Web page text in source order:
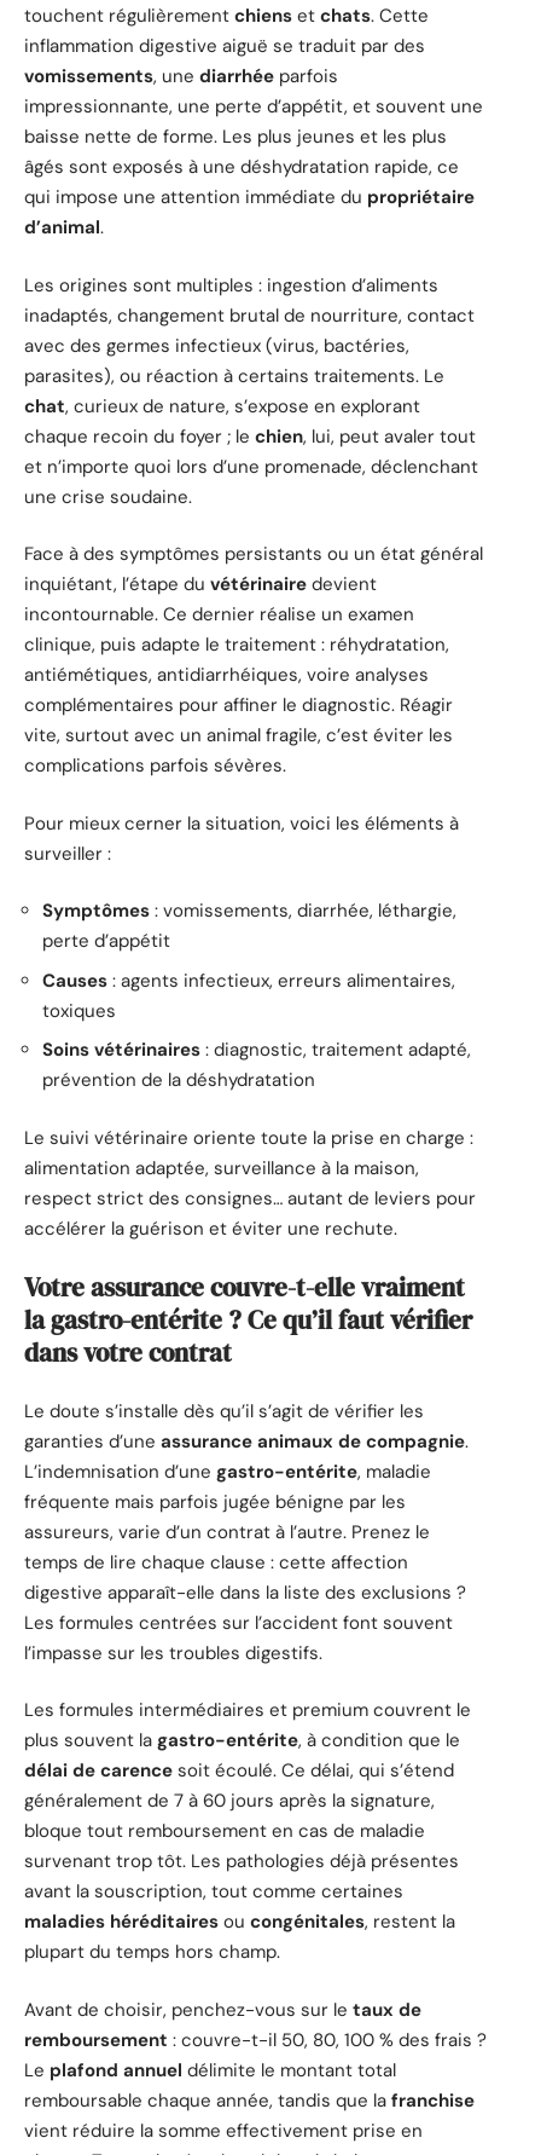
touchent régulièrement chiens et chats. Cette
inflammation digestive aiguë se traduit par des
vomissements, une diarrhée parfois
impressionnante, une perte d’appétit, et souvent une
baisse nette de forme. Les plus jeunes et les plus
âgés sont exposés à une déshydratation rapide, ce
qui impose une attention immédiate du propriétaire
d’animal.
Les origines sont multiples : ingestion d’aliments
inadaptés, changement brutal de nourriture, contact
avec des germes infectieux (virus, bactéries,
parasites), ou réaction à certains traitements. Le
chat, curieux de nature, s’expose en explorant
chaque recoin du foyer ; le chien, lui, peut avaler tout
et n’importe quoi lors d’une promenade, déclenchant
une crise soudaine.
Face à des symptômes persistants ou un état général
inquiétant, l’étape du vétérinaire devient
incontournable. Ce dernier réalise un examen
clinique, puis adapte le traitement : réhydratation,
antiémétiques, antidiarrhéiques, voire analyses
complémentaires pour affiner le diagnostic. Réagir
vite, surtout avec un animal fragile, c’est éviter les
complications parfois sévères.
Pour mieux cerner la situation, voici les éléments à
surveiller :
Symptômes : vomissements, diarrhée, léthargie,
perte d’appétit
Causes : agents infectieux, erreurs alimentaires,
toxiques
Soins vétérinaires : diagnostic, traitement adapté,
prévention de la déshydratation
Le suivi vétérinaire oriente toute la prise en charge :
alimentation adaptée, surveillance à la maison,
respect strict des consignes… autant de leviers pour
accélérer la guérison et éviter une rechute.
Votre assurance couvre-t-elle vraiment
la gastro-entérite ? Ce qu’il faut vérifier
dans votre contrat
Le doute s’installe dès qu’il s’agit de vérifier les
garanties d’une assurance animaux de compagnie.
L’indemnisation d’une gastro-entérite, maladie
fréquente mais parfois jugée bénigne par les
assureurs, varie d’un contrat à l’autre. Prenez le
temps de lire chaque clause : cette affection
digestive apparaît-elle dans la liste des exclusions ?
Les formules centrées sur l’accident font souvent
l’impasse sur les troubles digestifs.
Les formules intermédiaires et premium couvrent le
plus souvent la gastro-entérite, à condition que le
délai de carence soit écoulé. Ce délai, qui s’étend
généralement de 7 à 60 jours après la signature,
bloque tout remboursement en cas de maladie
survenant trop tôt. Les pathologies déjà présentes
avant la souscription, tout comme certaines
maladies héréditaires ou congénitales, restent la
plupart du temps hors champ.
Avant de choisir, penchez-vous sur le taux de
remboursement : couvre-t-il 50, 80, 100 % des frais ?
Le plafond annuel délimite le montant total
remboursable chaque année, tandis que la franchise
vient réduire la somme effectivement prise en